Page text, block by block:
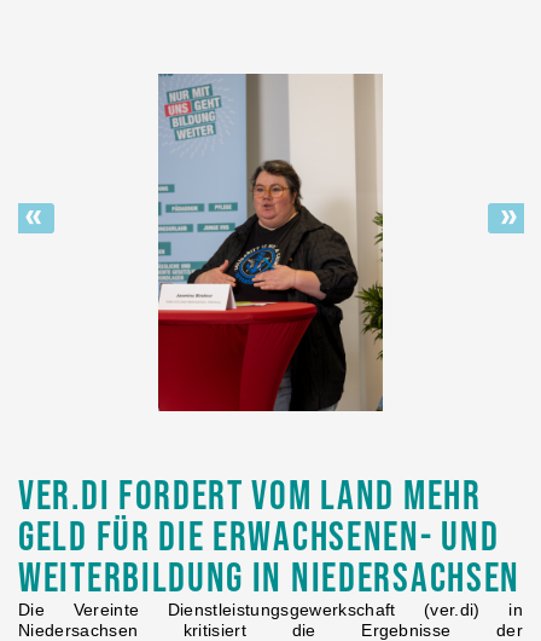
« »
ver.di fordert vom Land mehr
Geld für die Erwachsenen- und
Weiterbildung in Niedersachsen
Die Vereinte Dienstleistungsgewerkschaft (ver.di) in
Niedersachsen kritisiert die Ergebnisse der